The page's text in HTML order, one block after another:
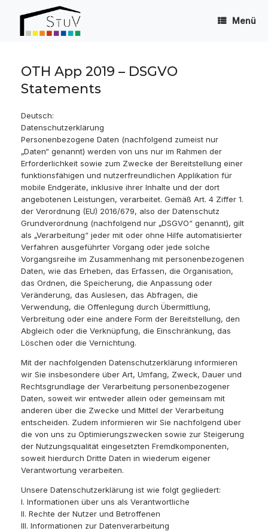
Menü
OTH App 2019 – DSGVO
Statements
Deutsch:
Datenschutzerklärung
Personenbezogene Daten (nachfolgend zumeist nur
„Daten“ genannt) werden von uns nur im Rahmen der
Erforderlichkeit sowie zum Zwecke der Bereitstellung einer
funktionsfähigen und nutzerfreundlichen Applikation für
mobile Endgeräte, inklusive ihrer Inhalte und der dort
angebotenen Leistungen, verarbeitet. Gemäß Art. 4 Ziffer 1.
der Verordnung (EU) 2016/679, also der Datenschutz
Grundverordnung (nachfolgend nur „DSGVO“ genannt), gilt
als „Verarbeitung“ jeder mit oder ohne Hilfe automatisierter
Verfahren ausgeführter Vorgang oder jede solche
Vorgangsreihe im Zusammenhang mit personenbezogenen
Daten, wie das Erheben, das Erfassen, die Organisation,
das Ordnen, die Speicherung, die Anpassung oder
Veränderung, das Auslesen, das Abfragen, die
Verwendung, die Offenlegung durch Übermittlung,
Verbreitung oder eine andere Form der Bereitstellung, den
Abgleich oder die Verknüpfung, die Einschränkung, das
Löschen oder die Vernichtung.
Mit der nachfolgenden Datenschutzerklärung informieren
wir Sie insbesondere über Art, Umfang, Zweck, Dauer und
Rechtsgrundlage der Verarbeitung personenbezogener
Daten, soweit wir entweder allein oder gemeinsam mit
anderen über die Zwecke und Mittel der Verarbeitung
entscheiden. Zudem informieren wir Sie nachfolgend über
die von uns zu Optimierungszwecken sowie zur Steigerung
der Nutzungsqualität eingesetzten Fremdkomponenten,
soweit hierdurch Dritte Daten in wiederum eigener
Verantwortung verarbeiten.
Unsere Datenschutzerklärung ist wie folgt gegliedert:
I. Informationen über uns als Verantwortliche
II. Rechte der Nutzer und Betroffenen
III. Informationen zur Datenverarbeitung